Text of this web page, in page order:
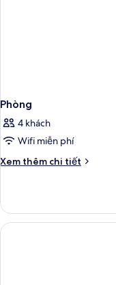
Phòng
4 khách
Wifi miễn phí
Xem thêm chi tiết
Chi
Phòng